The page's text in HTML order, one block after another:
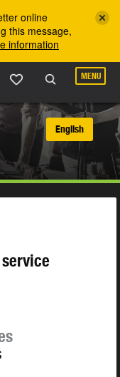
online
this message,
information
MENU
English